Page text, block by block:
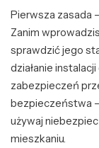
Pierwsza zasada –
Zanim
sprawdzić jego
działanie
zabezpieczeń
bezpieczeństwa
używaj
mieszkaniu.